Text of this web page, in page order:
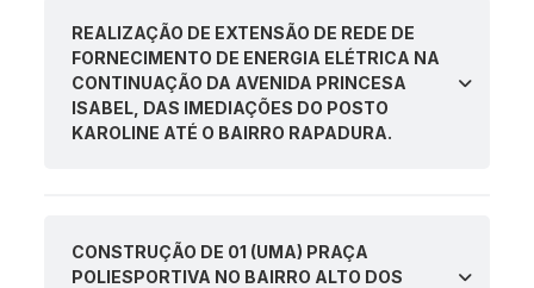
REALIZAÇÃO DE EXTENSÃO DE REDE DE
FORNECIMENTO DE ENERGIA ELÉTRICA NA
CONTINUAÇÃO DA AVENIDA PRINCESA
ISABEL, DAS IMEDIAÇÕES DO POSTO
KAROLINE ATÉ O BAIRRO RAPADURA.
CONSTRUÇÃO DE 01 (UMA) PRAÇA
POLIESPORTIVA NO BAIRRO ALTO DOS